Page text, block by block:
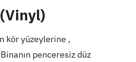
kör yüzeylerine ,
penceresiz düz